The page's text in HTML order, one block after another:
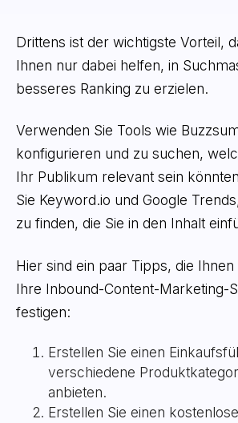
Drittens ist der wichtigste Vorteil,
Ihnen nur dabei helfen, in
besseres Ranking zu erzielen.
Verwenden Sie Tools wie
konfigurieren und zu suchen,
Ihr Publikum relevant sein
Sie Keyword.io und Google
zu finden, die Sie in den Inhalt
Hier sind ein paar Tipps, die
Ihre Inbound-Content-Marketing-
festigen:
Erstellen Sie einen
verschiedene
anbieten.
Erstellen Sie einen